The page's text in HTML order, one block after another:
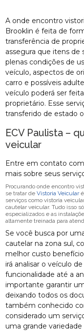
A onde encontro
Brooklin é feita de
transferência de
assegura que itens
plenas condições de
veículo, aspectos de
carro e possíveis
veículo poderá ser
proprietário. Esse
transferido de estado
ECV Paulista –
veicular
Entre em contato
mais sobre seus
Procurando onde encontro
se tratar deVistoria Veicularé
serviços como vistoria
cautelar veicular. Tudo isso
especializados e as
altamente treinada para
Se você busca por
cautelar na zona sul,
melhor custo
irá analisar o veículo
funcionalidade até a
importante garantir
deixando todos os
também conhecido
considerado um
uma grande